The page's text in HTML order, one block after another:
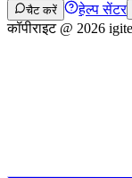
चैट करें हेल्प सेंटर
कॉपीराइट @ 2026